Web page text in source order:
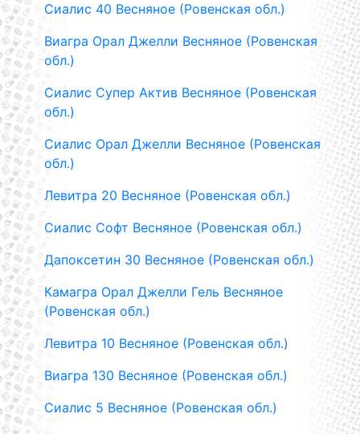
Сиалис 40 Весняное (Ровенская обл.)
Виагра Орал Джелли Весняное (Ровенская
обл.)
Сиалис Супер Актив Весняное (Ровенская
обл.)
Сиалис Орал Джелли Весняное (Ровенская
обл.)
Левитра 20 Весняное (Ровенская обл.)
Сиалис Софт Весняное (Ровенская обл.)
Дапоксетин 30 Весняное (Ровенская обл.)
Камагра Орал Джелли Гель Весняное
(Ровенская обл.)
Левитра 10 Весняное (Ровенская обл.)
Виагра 130 Весняное (Ровенская обл.)
Сиалис 5 Весняное (Ровенская обл.)